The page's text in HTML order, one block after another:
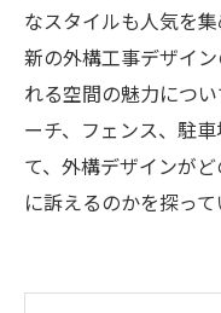
なスタイルも人気を
新の外構工事デザイ
れる空間の魅力につ
ーチ、フェンス、駐
て、外構デザインが
に訴えるのかを探って